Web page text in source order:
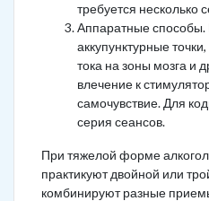
требуется несколько
Аппаратные способы.
аккупунктурные
тока на зоны мозга и
влечение к
самочувствие. Для
серия сеансов.
При тяжелой форме
практикуют двойной или
комбинируют разные